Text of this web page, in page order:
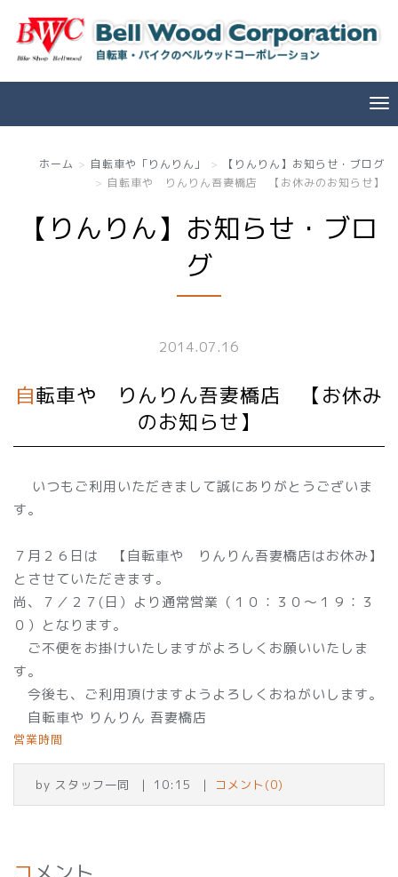
ホーム 自転車や「りんりん」
【りんりん】お知らせ・ブログ
自転車や りんりん吾妻橋店 【お休みのお知らせ】
【りんりん】お知らせ・ブロ
グ
2014.07.16
自転車や りんりん吾妻橋店 【お休み
のお知らせ】
いつもご利用いただきまして誠にありがとうございま
す。
７月２６日は 【自転車や りんりん吾妻橋店はお休み】
とさせていただきます。
尚、７／２７(日）より通常営業（１０：３０～１９：３
０）となります。
ご不便をお掛けいたしますがよろしくお願いいたしま
す。
今後も、ご利用頂けますようよろしくおねがいします。
自転車や りんりん 吾妻橋店
営業時間
by スタッフ一同 10:15 コメント(0)